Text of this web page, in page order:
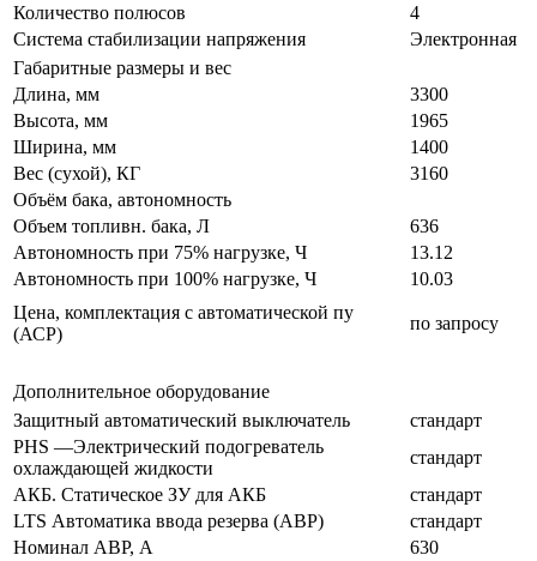
Количество полюсов
4
Система стабилизации напряжения
Электронная
Габаритные размеры и вес
Длина, мм
3300
Высота, мм
1965
Ширина, мм
1400
Вес (сухой), КГ
3160
Объём бака, автономность
Объем топливн. бака, Л
636
Автономность при 75% нагрузке, Ч
13.12
Автономность при 100% нагрузке, Ч
10.03
Цена, комплектация с автоматической пу
(АСР)
по запросу
Дополнительное оборудование
Защитный автоматический выключатель
стандарт
PHS —Электрический подогреватель
охлаждающей жидкости
стандарт
АКБ. Статическое ЗУ для АКБ
стандарт
LTS Автоматика ввода резерва (АВР)
стандарт
Номинал АВР, А
630